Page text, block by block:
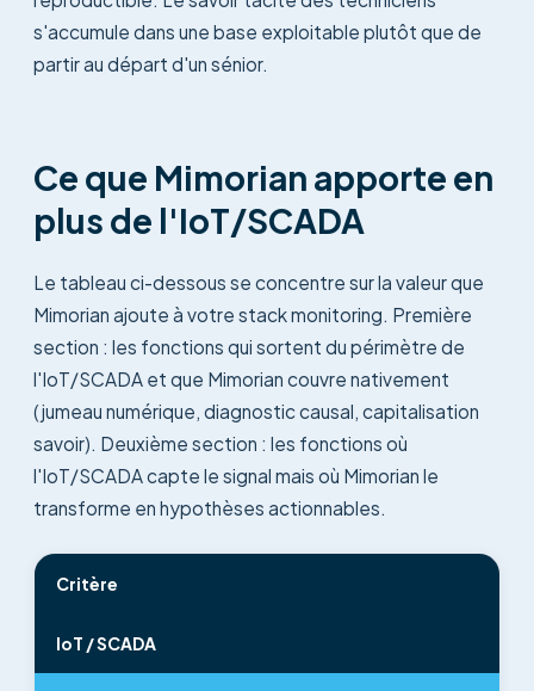
s'accumule dans une base exploitable plutôt que de
partir au départ d'un sénior.
Ce que Mimorian apporte en
plus de l'IoT/SCADA
Le tableau ci-dessous se concentre sur la valeur que
Mimorian ajoute à votre stack monitoring. Première
section : les fonctions qui sortent du périmètre de
l'IoT/SCADA et que Mimorian couvre nativement
(jumeau numérique, diagnostic causal, capitalisation
savoir). Deuxième section : les fonctions où
l'IoT/SCADA capte le signal mais où Mimorian le
transforme en hypothèses actionnables.
Critère
IoT / SCADA